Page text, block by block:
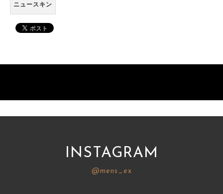
ニュースキン
INSTAGRAM
@mens_ex